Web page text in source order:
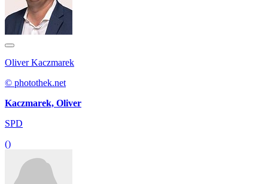
Oliver Kaczmarek
© photothek.net
Kaczmarek, Oliver
SPD
()